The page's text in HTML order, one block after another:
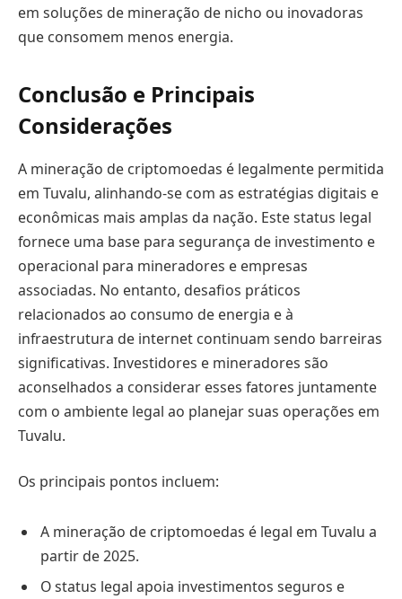
em soluções de mineração de nicho ou inovadoras
que consomem menos energia.
Conclusão e Principais
Considerações
A mineração de criptomoedas é legalmente permitida
em Tuvalu, alinhando-se com as estratégias digitais e
econômicas mais amplas da nação. Este status legal
fornece uma base para segurança de investimento e
operacional para mineradores e empresas
associadas. No entanto, desafios práticos
relacionados ao consumo de energia e à
infraestrutura de internet continuam sendo barreiras
significativas. Investidores e mineradores são
aconselhados a considerar esses fatores juntamente
com o ambiente legal ao planejar suas operações em
Tuvalu.
Os principais pontos incluem:
A mineração de criptomoedas é legal em Tuvalu a
partir de 2025.
O status legal apoia investimentos seguros e